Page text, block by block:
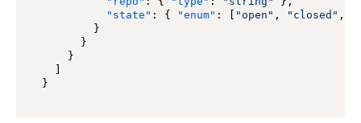
"state" : { "enum" : "open" , "closed" ,
}
}
}
}